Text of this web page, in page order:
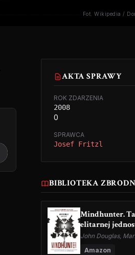
Fot. Wikipedia /
AKTA SPRAWY
ROK ZDARZENIA
2008
0
SPRAWCA
Josef Fritzl
BIBLIOTEKA
Mindhunter.
elitarnej
John Douglas,
Amazon